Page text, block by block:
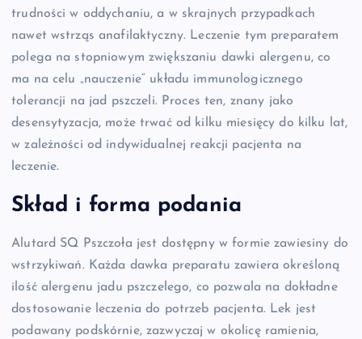
trudności w oddychaniu, a w skrajnych przypadkach
nawet wstrząs anafilaktyczny. Leczenie tym preparatem
polega na stopniowym zwiększaniu dawki alergenu, co
ma na celu „nauczenie” układu immunologicznego
tolerancji na jad pszczeli. Proces ten, znany jako
desensytyzacja, może trwać od kilku miesięcy do kilku lat,
w zależności od indywidualnej reakcji pacjenta na
leczenie.
Skład i forma podania
Alutard SQ Pszczoła jest dostępny w formie zawiesiny do
wstrzykiwań. Każda dawka preparatu zawiera określoną
ilość alergenu jadu pszczelego, co pozwala na dokładne
dostosowanie leczenia do potrzeb pacjenta. Lek jest
podawany podskórnie, zazwyczaj w okolicę ramienia,